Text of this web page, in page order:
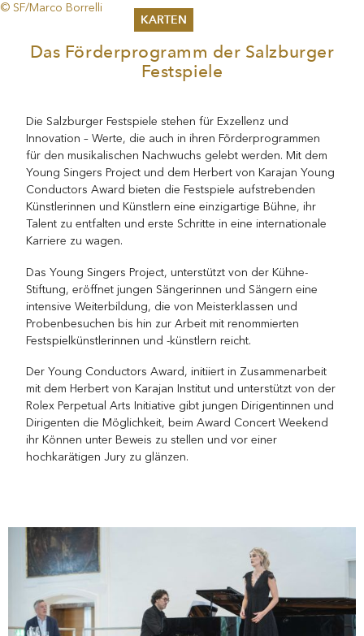
KARTEN
Sommer 2026
Pfingsten 2026
Gutscheine
© SF/Marco Borrelli
Das Förderprogramm der Salzburger
Festspiele
Die Salzburger Festspiele stehen für Exzellenz und
Innovation – Werte, die auch in ihren Förderprogrammen
für den musikalischen Nachwuchs gelebt werden. Mit dem
Young Singers Project und dem Herbert von Karajan Young
Conductors Award bieten die Festspiele aufstrebenden
Künstlerinnen und Künstlern eine einzigartige Bühne, ihr
Talent zu entfalten und erste Schritte in eine internationale
Karriere zu wagen.
Das Young Singers Project, unterstützt von der Kühne-
Stiftung, eröffnet jungen Sängerinnen und Sängern eine
intensive Weiterbildung, die von Meisterklassen und
Probenbesuchen bis hin zur Arbeit mit renommierten
Festspielkünstlerinnen und -künstlern reicht.
Der Young Conductors Award, initiiert in Zusammenarbeit
mit dem Herbert von Karajan Institut und unterstützt von der
Rolex Perpetual Arts Initiative gibt jungen Dirigentinnen und
Dirigenten die Möglichkeit, beim Award Concert Weekend
ihr Können unter Beweis zu stellen und vor einer
hochkarätigen Jury zu glänzen.